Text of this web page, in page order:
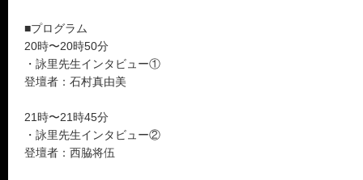
■プログラム
20時〜20時50分
・詠里先生インタビュー①
登壇者：石村真由美
21時〜21時45分
・詠里先生インタビュー②
登壇者：西脇将伍